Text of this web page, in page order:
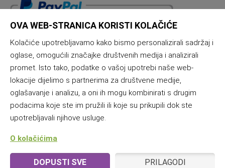
OVA WEB-STRANICA KORISTI KOLAČIĆE
Kolačiće upotrebljavamo kako bismo personalizirali sadržaj i
oglase, omogućili značajke društvenih medija i analizirali
promet. Isto tako, podatke o vašoj upotrebi naše web-
lokacije dijelimo s partnerima za društvene medije,
oglašavanje i analizu, a oni ih mogu kombinirati s drugim
podacima koje ste im pružili ili koje su prikupili dok ste
upotrebljavali njihove usluge.
O kolačićima
DOPUSTI SVE PRILAGODI